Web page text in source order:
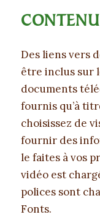
Des liens vers
être inclus sur
documents
fournis qu’à
choisissez de
fournir des
le faites à vos
vidéo est
polices sont
Fonts.